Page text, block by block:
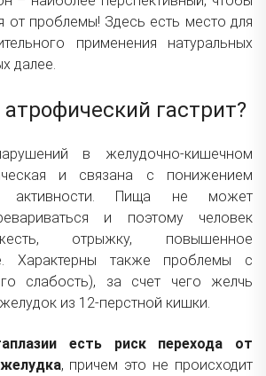
от проблемы! Здесь есть место для
применения натуральных
далее.
гастрит?
в желудочно-кишечном
и связана с понижением
активности. Пища не может
и поэтому человек
отрыжку, повышенное
Характерны также проблемы с
слабость), за счет чего желчь
из 12-перстной кишки.
есть риск перехода от
, причем это не происходит